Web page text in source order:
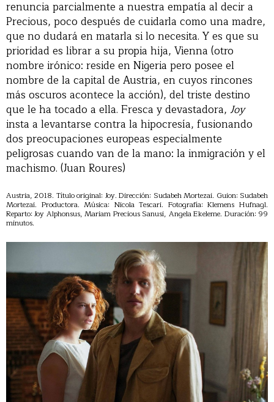
renuncia parcialmente a nuestra empatía al decir a
Precious, poco después de cuidarla como una madre,
que no dudará en matarla si lo necesita. Y es que su
prioridad es librar a su propia hija, Vienna (otro
nombre irónico: reside en Nigeria pero posee el
nombre de la capital de Austria, en cuyos rincones
más oscuros acontece la acción), del triste destino
que le ha tocado a ella. Fresca y devastadora, Joy
insta a levantarse contra la hipocresía, fusionando
dos preocupaciones europeas especialmente
peligrosas cuando van de la mano: la inmigración y el
machismo. (Juan Roures)
Austria, 2018. Título original: Joy. Dirección: Sudabeh Mortezai. Guion: Sudabeh
Mortezai. Productora. Música: Nicola Tescari. Fotografía: Klemens Hufnagl.
Reparto: Joy Alphonsus, Mariam Precious Sanusi, Angela Ekeleme. Duración: 99
minutos.